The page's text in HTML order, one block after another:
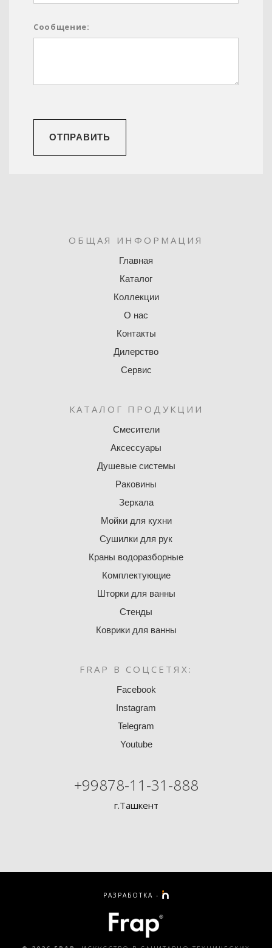
Сообщение:
ОТПРАВИТЬ
ОБЩАЯ ИНФОРМАЦИЯ
Главная
Каталог
Коллекции
О нас
Контакты
Дилерство
Сервис
КАТАЛОГ ПРОДУКЦИИ
Смесители
Аксессуары
Душевые системы
Раковины
Зеркала
Мойки для кухни
Сушилки для рук
Краны водоразборные
Комплектующие
Шторки для ванны
Стенды
Коврики для ванны
FRAP В СОЦСЕТЯХ:
Facebook
Instagram
Telegram
Youtube
+99878-11-31-888
г.Ташкент
РАЗРАБОТКА -